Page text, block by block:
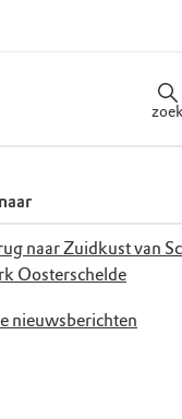
zoek
naar Zuidkust van
Oosterschelde
nieuwsberichten